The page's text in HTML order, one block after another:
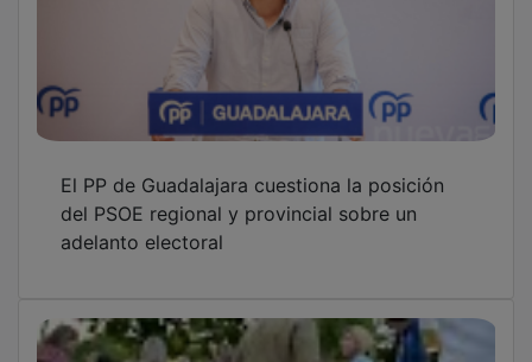
Empieza la campaña para las elecciones
europeas en Guadalajara